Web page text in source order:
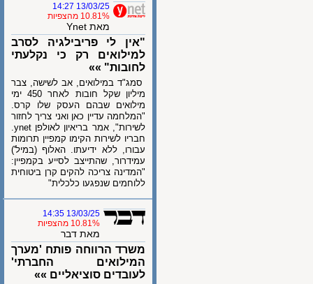
13/03/25 14:27
10.81% מהצפיות
מאת Ynet
"אין לי פריבילגיה לסרב
למילואים רק כי נקלעתי
לחובות" »»
סמג"ד במילואים, אב לשישה, צבר
מיליון שקל חובות לאחר 450 ימי
מילואים שבהם העסק שלו קרס.
"המלחמה עדיין כאן ואני צריך לחזור
לשירות", אמר בריאיון לאולפן ynet.
חבריו לשירות הקימו קמפיין תרומות
עבורו, ללא ידיעתו. האלוף (במיל')
עמידרור, שהתייצב לסייע בקמפיין:
"המדינה צריכה להקים קרן ביטוחית
ללוחמים שנפגעו כלכלית"
13/03/25 14:35
10.81% מהצפיות
מאת דבר
משרד הרווחה פותח 'מערך
המילואים החברתי'
לעובדים סוציאליים »»